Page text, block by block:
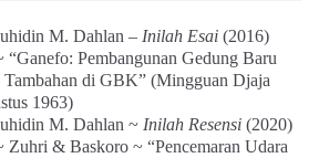
M. Dahlan – Inilah Esai(2016)
“Ganefo: Pembangunan Gedung Baru
Tambahan di GBK” (Mingguan Djaja
1963)
M. Dahlan ~ Inilah Resensi(2020)
Zuhri & Baskoro ~ “Pencemaran Udara